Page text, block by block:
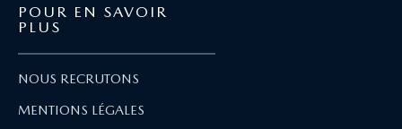
POUR EN SAVOIR
PLUS
NOUS RECRUTONS
MENTIONS LÉGALES